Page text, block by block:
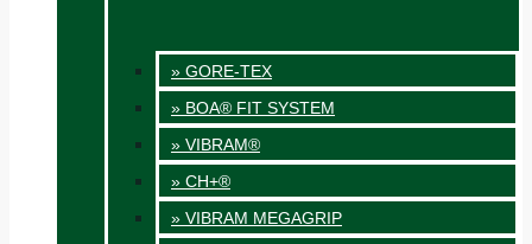
» GORE-TEX
» BOA® FIT SYSTEM
» VIBRAM®
» CH+®
» VIBRAM MEGAGRIP